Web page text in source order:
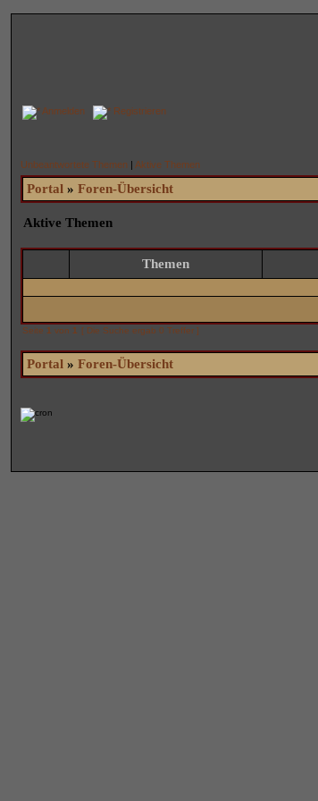
Anmelden Registrieren
Unbeantwortete Themen | Aktive Themen
Portal »Foren-Übersicht
Aktive Themen
Themen
Seite 1 von 1 [ Die Suche ergab 0 Treffer ]
Portal »Foren-Übersicht